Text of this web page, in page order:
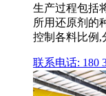
生产过程包括
所用还原剂的
控制各料比例,
联系电话: 180